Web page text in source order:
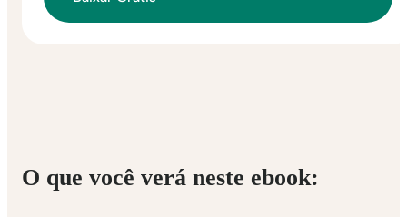
O que você verá neste ebook: